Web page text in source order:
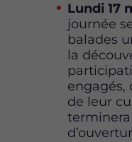
Lundi 17
journée
balades
la
engagés,
de leur